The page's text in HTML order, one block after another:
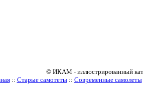
© ИКАМ - иллюстрированный
:: Старые самотеты:: Современные самолеты